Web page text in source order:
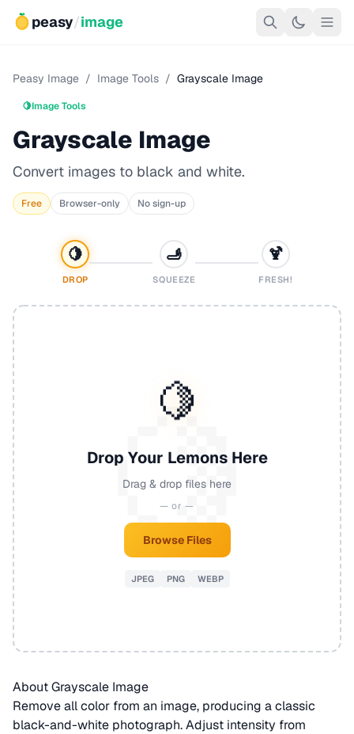
peasy/image
Peasy Image / Image Tools / Grayscale Image
🍋Image Tools
Grayscale Image
Convert images to black and white.
Free Browser-only No sign-up
🍋
DROP
🫸
SQUEEZE
🍹
FRESH!
🍋
Drop Your Lemons Here
Drag & drop files here
— or —
Browse Files
JPEG PNG WEBP
About Grayscale Image
Remove all color from an image, producing a classic
black-and-white photograph. Adjust intensity from